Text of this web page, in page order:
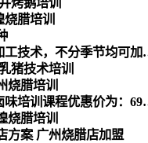
腊培训
烧腊历史悠久，学习
猪技术培训
烧腊培训
广州粤煌烧腊培训中心，烧腊卤味培训课程优惠价为：6980元
烧腊培训
方案 广州烧腊店加盟